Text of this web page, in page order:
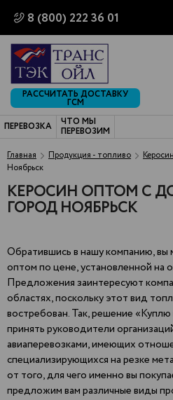
8 (800) 222 36 01
РАССЧИТАТЬ ДОСТАВКУ
ГСМ
ПЕРЕВОЗКА
ЧТО МЫ
ПЕРЕВОЗИМ
Главная
Продукция - топливо Керосин
Ноябрьск
КЕРОСИН ОПТОМ С
ГОРОД НОЯБРЬСК
Обратившись в нашу компанию, вы
оптом по цене, установленной на
Предложения заинтересуют
областях, поскольку этот вид
востребован. Так, решение
принять руководители
авиаперевозками, имеющих
специализирующихся на резке
от того, для чего именно вы
предложим вам различные виды